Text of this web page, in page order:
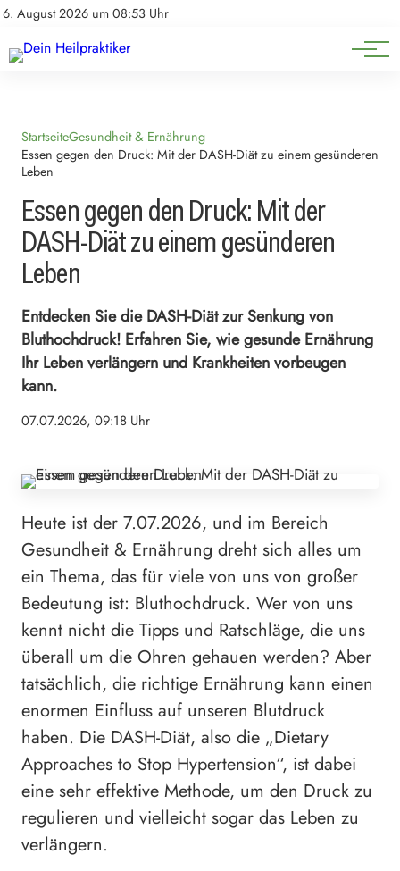
6. August 2026 um 08:53 Uhr
Impressum
Natürliche Medizin
Heilpflanzen & Kräuterkunde
StartseiteGesundheit & Ernährung
Essen gegen den Druck: Mit der DASH-Diät zu einem gesünderen
Leben
Essen gegen den Druck: Mit der
DASH-Diät zu einem gesünderen
Leben
Entdecken Sie die DASH-Diät zur Senkung von
Bluthochdruck! Erfahren Sie, wie gesunde Ernährung
Ihr Leben verlängern und Krankheiten vorbeugen
kann.
07.07.2026, 09:18 Uhr
Heute ist der 7.07.2026, und im Bereich
Gesundheit & Ernährung dreht sich alles um
ein Thema, das für viele von uns von großer
Bedeutung ist: Bluthochdruck. Wer von uns
kennt nicht die Tipps und Ratschläge, die uns
überall um die Ohren gehauen werden? Aber
tatsächlich, die richtige Ernährung kann einen
enormen Einfluss auf unseren Blutdruck
haben. Die DASH-Diät, also die „Dietary
Approaches to Stop Hypertension“, ist dabei
eine sehr effektive Methode, um den Druck zu
regulieren und vielleicht sogar das Leben zu
verlängern.